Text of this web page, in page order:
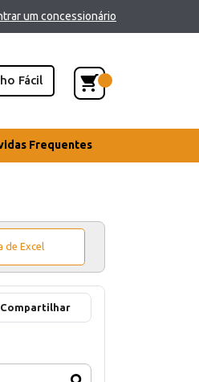
um concessionário
Fácil
Frequentes
de Excel
Compartilhar